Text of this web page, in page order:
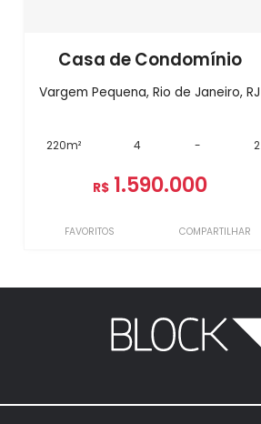
Casa de Condomínio
Vargem Pequena, Rio de Janeiro, RJ
220m² 4 - 2
R$ 1.590.000
FAVORITOS COMPARTILHAR